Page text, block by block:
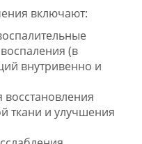
включают:
(в
внутривенно и
восстановления
ткани и улучшения